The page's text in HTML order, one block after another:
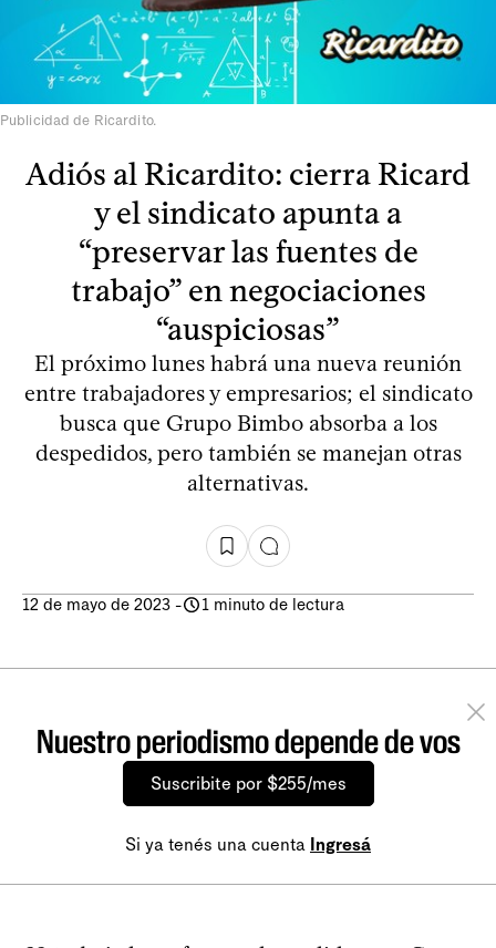
Publicidad de Ricardito.
Adiós al Ricardito: cierra Ricard
y el sindicato apunta a
“preservar las fuentes de
trabajo” en negociaciones
“auspiciosas”
El próximo lunes habrá una nueva reunión
entre trabajadores y empresarios; el sindicato
busca que Grupo Bimbo absorba a los
despedidos, pero también se manejan otras
alternativas.
12 de mayo de 2023 - 1 minuto de lectura
Nuestro periodismo depende de vos
Suscribite por $255/mes
Si ya tenés una cuenta Ingresá